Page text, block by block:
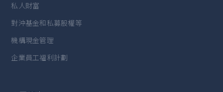
私人財富
對沖基金和私募股權等
機構現金管理
企業員工福利計劃